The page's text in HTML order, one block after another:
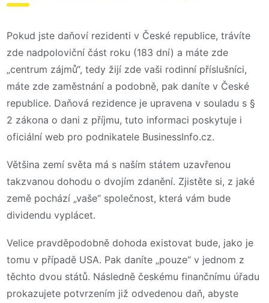
Pokud jste daňoví rezidenti v České republice, trávíte
zde nadpoloviční část roku (183 dní) a máte zde
„centrum zájmů“, tedy žijí zde vaši rodinní příslušníci,
máte zde zaměstnání a podobně, pak daníte v České
republice. Daňová rezidence je upravena v souladu s §
2 zákona o dani z příjmu, tuto informaci poskytuje i
oficiální web pro podnikatele BusinessInfo.cz.
Většina zemí světa má s naším státem uzavřenou
takzvanou dohodu o dvojím zdanění. Zjistěte si, z jaké
země pochází „vaše“ společnost, která vám bude
dividendu vyplácet.
Velice pravděpodobně dohoda existovat bude, jako je
tomu v případě USA. Pak daníte „pouze“ v jednom z
těchto dvou států. Následně českému finančnímu úřadu
prokazujete potvrzením již odvedenou daň, abyste